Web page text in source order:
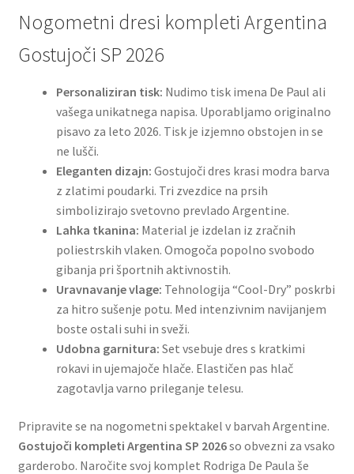
Nogometni dresi kompleti Argentina
Gostujoči SP 2026
Personaliziran tisk: Nudimo tisk imena De Paul ali
vašega unikatnega napisa. Uporabljamo originalno
pisavo za leto 2026. Tisk je izjemno obstojen in se
ne lušči.
Eleganten dizajn: Gostujoči dres krasi modra barva
z zlatimi poudarki. Tri zvezdice na prsih
simbolizirajo svetovno prevlado Argentine.
Lahka tkanina: Material je izdelan iz zračnih
poliestrskih vlaken. Omogoča popolno svobodo
gibanja pri športnih aktivnostih.
Uravnavanje vlage: Tehnologija “Cool-Dry” poskrbi
za hitro sušenje potu. Med intenzivnim navijanjem
boste ostali suhi in sveži.
Udobna garnitura: Set vsebuje dres s kratkimi
rokavi in ujemajoče hlače. Elastičen pas hlač
zagotavlja varno prileganje telesu.
Pripravite se na nogometni spektakel v barvah Argentine.
Gostujoči kompleti Argentina SP 2026so obvezni za vsako
garderobo. Naročite svoj komplet Rodriga De Paula še